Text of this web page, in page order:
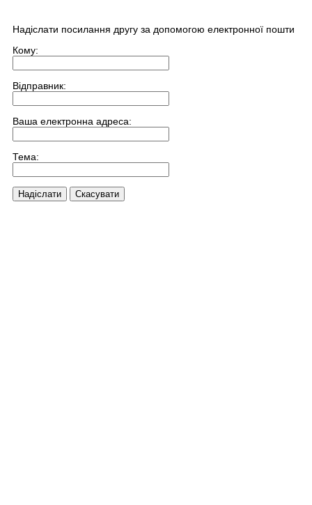
Надіслати посилання другу за допомогою електронної пошти
Кому:
Відправник:
Ваша електронна адреса:
Тема:
Надіслати Скасувати